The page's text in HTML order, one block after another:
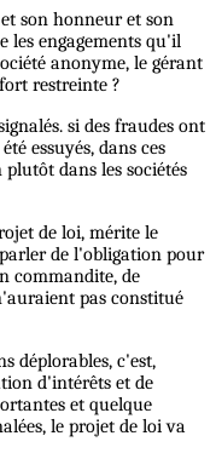
son honneur et son
les engagements qu'il
anonyme, le gérant
restreinte ?
si des fraudes ont
essuyés, dans ces
dans les sociétés
de loi, mérite le
de l'obligation pour
commandite, de
pas constitué
déplorables, c'est,
d'intérêts et de
et quelque
le projet de loi va